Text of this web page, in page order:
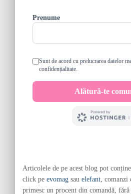
Articolele de pe acest blog pot
click pe evomag sau elefant, comanzi
primesc un procent din comandă,